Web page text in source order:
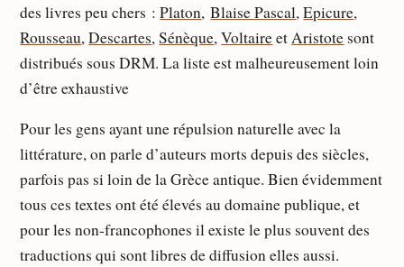
des livres peu chers :Platon,Blaise Pascal,Epicure,
Rousseau,Descartes,Sénèque,VoltaireetAristotesont
distribués sous DRM. La liste est malheureusement loin
d’être exhaustive
Pour les gens ayant une répulsion naturelle avec la
littérature, on parle d’auteurs morts depuis des siècles,
parfois pas si loin de la Grèce antique. Bien évidemment
tous ces textes ont été élevés au domaine publique, et
pour les non-francophones il existe le plus souvent des
traductions qui sont libres de diffusion elles aussi.